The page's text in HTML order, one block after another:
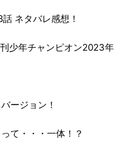
ネタバレ感想！
少年チャンピオン2023
ージョン！
て・・・一体！？